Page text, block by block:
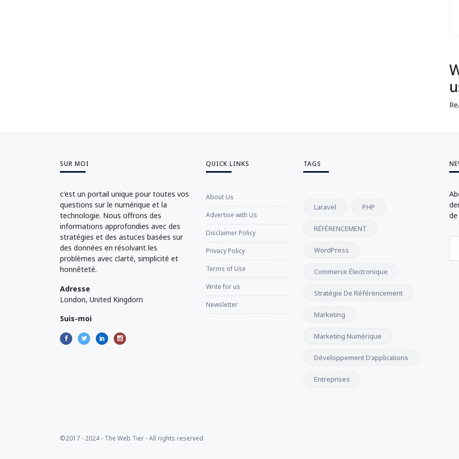
SUR MOI
c'est un portail unique pour toutes vos
questions sur le numérique et la
technologie. Nous offrons des
informations approfondies avec des
stratégies et des astuces basées sur
des données en résolvant les
problèmes avec clarté, simplicité et
honnêteté.
Adresse
London, United Kingdom
Suis-moi
QUICK LINKS
About Us
Advertise with Us
Disclaimer Policy
Privacy Policy
Terms of Use
Write for us
Newsletter
TAGS
Laravel PHP
RÉFÉRENCEMENT
WordPress
Commerce Électronique
Stratégie De Référencement
Marketing
Marketing Numérique
Développement D'applications
Entreprises
©2017 - 2024 - The Web Tier - All rights reserved